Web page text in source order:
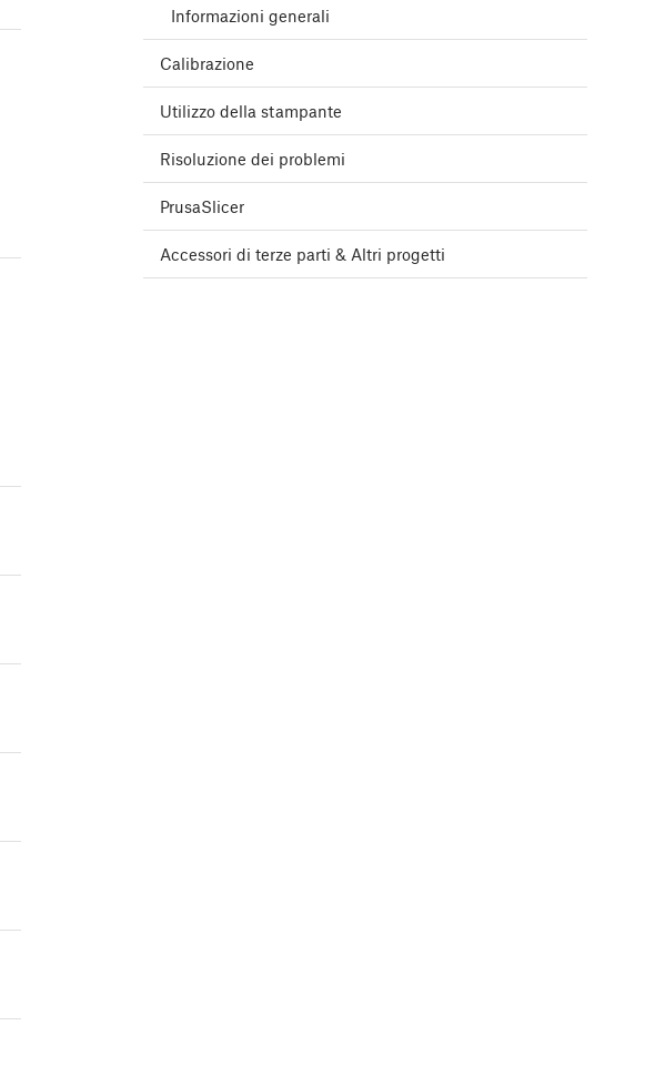
Informazioni generali
Calibrazione
Utilizzo della stampante
Risoluzione dei problemi
PrusaSlicer
Accessori di terze parti & Altri progetti